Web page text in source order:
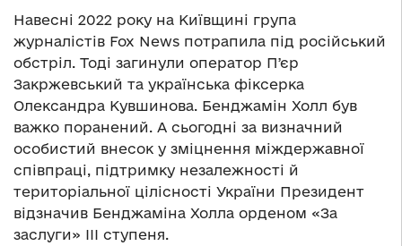
Навесні 2022 року на Київщині група
журналістів Fox News потрапила під російський
обстріл. Тоді загинули оператор Пʼєр
Закржевський та українська фіксерка
Олександра Кувшинова. Бенджамін Холл був
важко поранений. А сьогодні за визначний
особистий внесок у зміцнення міждержавної
співпраці, підтримку незалежності й
територіальної цілісності України Президент
відзначив Бенджаміна Холла орденом «За
заслуги» ІІІ ступеня.